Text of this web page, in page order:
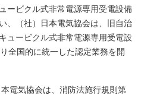
ービクル式非常電源専用受電設備
、（社）日本電気協会は、旧自治
ュービクル式非常電源専用受電設
全国的に統一した認定業務を開
電気協会は、消防法施行規則第